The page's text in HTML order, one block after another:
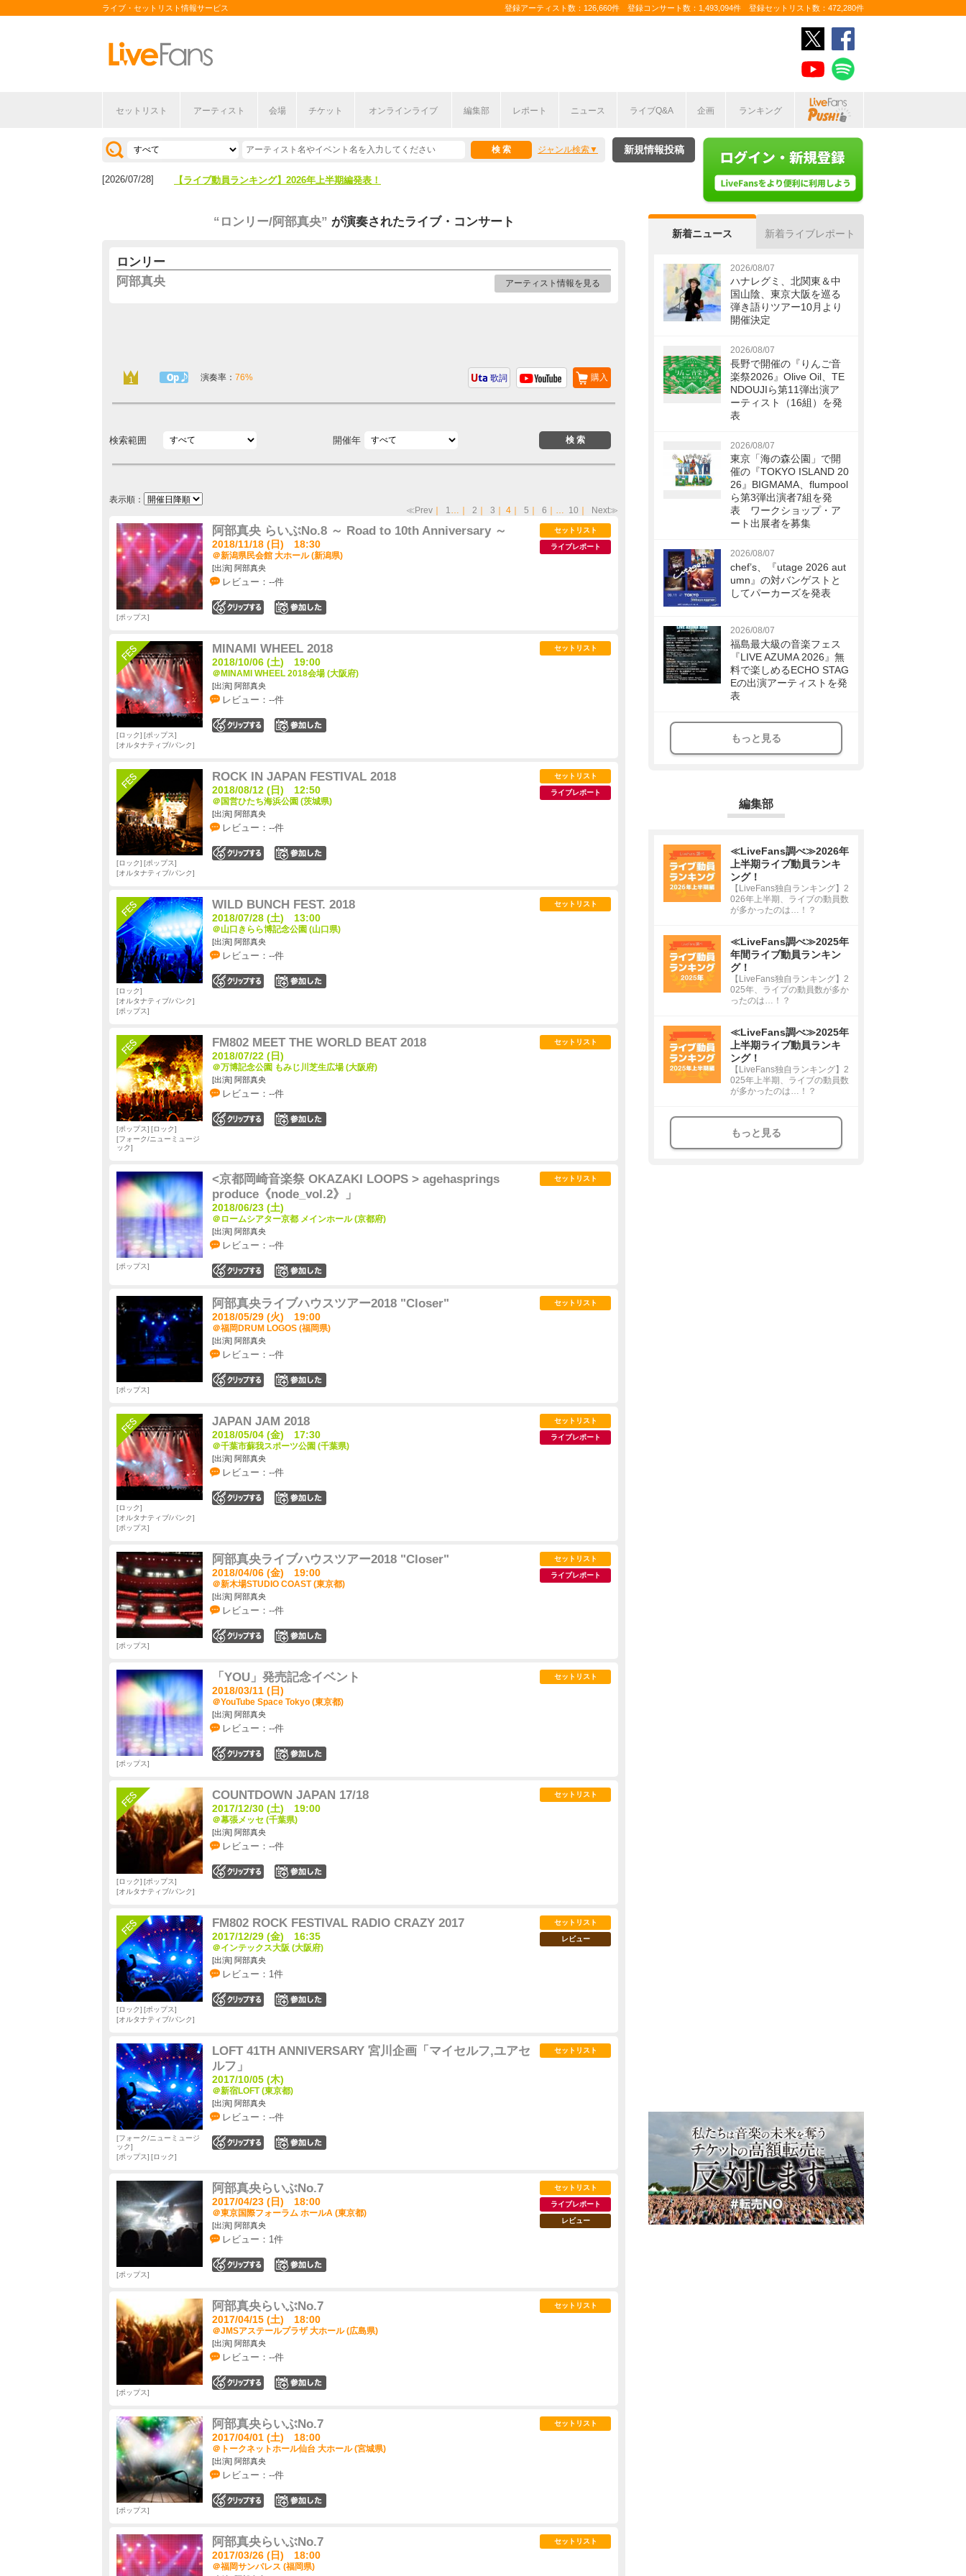
ライブ・セットリスト情報サービス 登録アーティスト数：126,660件 登録コンサート数：1,493,094件 登録セットリスト数：472,280件
セットリスト アーティスト 会場 チケット オンラインライブ 編集部 レポート ニュース ライブQ&A 企画 ランキング
ジャンル検索
[2026/04/27] 【フェス特集2026】フェス情報はここから！
[2026/07/28] 【ライブ動員ランキング】2026年上半期編発表！
新規情報投稿
“ロンリー/阿部真央” が演奏されたライブ・コンサート
ロンリー
阿部真央
アーティスト情報を見る
1 1曲目定番
演奏率： 76% 購入
歌詞
検索範囲 開催年
表示順：
≪Prev ｜ 1 …｜ 2 ｜ 3 ｜ 4 ｜ 5 ｜ 6 ｜… 10 ｜ Next≫
阿部真央 らいぶNo.8 ～ Road to 10th Anniversary ～
2018/11/18 (日) 18:30
＠新潟県民会館 大ホール (新潟県)
[出演] 阿部真央
レビュー：--件
セットリスト
ライブレポート
ポップス
MINAMI WHEEL 2018
2018/10/06 (土) 19:00
＠MINAMI WHEEL 2018会場 (大阪府)
[出演] 阿部真央
レビュー：--件
セットリスト
ロック
ポップス
オルタナティブ/パンク
ROCK IN JAPAN FESTIVAL 2018
2018/08/12 (日) 12:50
＠国営ひたち海浜公園 (茨城県)
[出演] 阿部真央
レビュー：--件
セットリスト
ライブレポート
ロック
ポップス
オルタナティブ/パンク
WILD BUNCH FEST. 2018
2018/07/28 (土) 13:00
＠山口きらら博記念公園 (山口県)
[出演] 阿部真央
レビュー：--件
セットリスト
ロック
オルタナティブ/パンク
ポップス
FM802 MEET THE WORLD BEAT 2018
2018/07/22 (日)
＠万博記念公園 もみじ川芝生広場 (大阪府)
[出演] 阿部真央
レビュー：--件
セットリスト
ポップス
ロック
フォーク/ニューミュージ
ック
<京都岡崎音楽祭 OKAZAKI LOOPS > agehasprings
produce《node_vol.2》」
2018/06/23 (土)
＠ロームシアター京都 メインホール (京都府)
[出演] 阿部真央
レビュー：--件
セットリスト
ポップス
阿部真央ライブハウスツアー2018 "Closer"
2018/05/29 (火) 19:00
＠福岡DRUM LOGOS (福岡県)
[出演] 阿部真央
レビュー：--件
セットリスト
ポップス
JAPAN JAM 2018
2018/05/04 (金) 17:30
＠千葉市蘇我スポーツ公園 (千葉県)
[出演] 阿部真央
レビュー：--件
セットリスト
ライブレポート
ロック
オルタナティブ/パンク
ポップス
阿部真央ライブハウスツアー2018 "Closer"
2018/04/06 (金) 19:00
＠新木場STUDIO COAST (東京都)
[出演] 阿部真央
レビュー：--件
セットリスト
ライブレポート
ポップス
「YOU」発売記念イベント
2018/03/11 (日)
＠YouTube Space Tokyo (東京都)
[出演] 阿部真央
レビュー：--件
セットリスト
ポップス
COUNTDOWN JAPAN 17/18
2017/12/30 (土) 19:00
＠幕張メッセ (千葉県)
[出演] 阿部真央
レビュー：--件
セットリスト
ロック
ポップス
オルタナティブ/パンク
FM802 ROCK FESTIVAL RADIO CRAZY 2017
2017/12/29 (金) 16:35
＠インテックス大阪 (大阪府)
[出演] 阿部真央
レビュー：1件
セットリスト
レビュー
ロック
ポップス
オルタナティブ/パンク
LOFT 41TH ANNIVERSARY 宮川企画「マイセルフ,ユアセ
ルフ」
2017/10/05 (木)
＠新宿LOFT (東京都)
[出演] 阿部真央
レビュー：--件
セットリスト
フォーク/ニューミュージ
ック
ポップス
ロック
阿部真央らいぶNo.7
2017/04/23 (日) 18:00
＠東京国際フォーラム ホールA (東京都)
[出演] 阿部真央
レビュー：1件
セットリスト
ライブレポート
レビュー
ポップス
阿部真央らいぶNo.7
2017/04/15 (土) 18:00
＠JMSアステールプラザ 大ホール (広島県)
[出演] 阿部真央
レビュー：--件
セットリスト
ポップス
阿部真央らいぶNo.7
2017/04/01 (土) 18:00
＠トークネットホール仙台 大ホール (宮城県)
[出演] 阿部真央
レビュー：--件
セットリスト
ポップス
阿部真央らいぶNo.7
2017/03/26 (日) 18:00
＠福岡サンパレス (福岡県)
セットリスト
新着ニュース 新着ライブレポート
2026/08/07
ハナレグミ、北関東＆中
国山陰、東京大阪を巡る
弾き語りツアー10月より
開催決定
2026/08/07
長野で開催の『りんご音
楽祭2026』Olive Oil、TE
NDOUJIら第11弾出演ア
ーティスト（16組）を発
表
2026/08/07
東京「海の森公園」で開
催の『TOKYO ISLAND 20
26』BIGMAMA、flumpool
ら第3弾出演者7組を発
表 ワークショップ・ア
ート出展者を募集
2026/08/07
chef’s、『utage 2026 aut
umn』の対バンゲストと
してパーカーズを発表
2026/08/07
福島最大級の音楽フェス
『LIVE AZUMA 2026』無
料で楽しめるECHO STAG
Eの出演アーティストを発
表
もっと見る
編集部
≪LiveFans調べ≫2026年
上半期ライブ動員ランキ
ング！
【LiveFans独自ランキング】2
026年上半期、ライブの動員数
が多かったのは…！？
≪LiveFans調べ≫2025年
年間ライブ動員ランキン
グ！
【LiveFans独自ランキング】2
025年、ライブの動員数が多か
ったのは…！？
≪LiveFans調べ≫2025年
上半期ライブ動員ランキ
ング！
【LiveFans独自ランキング】2
025年上半期、ライブの動員数
が多かったのは…！？
もっと見る